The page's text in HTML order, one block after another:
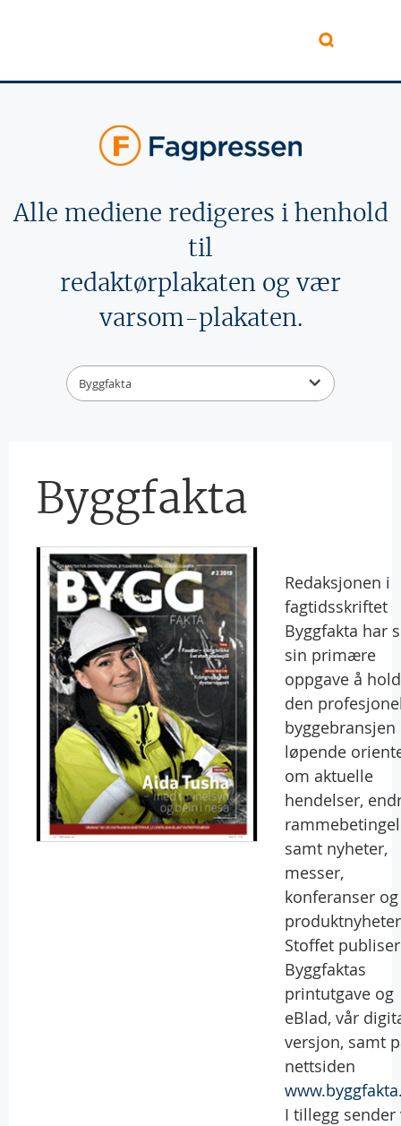
Alle mediene redigeres i henhold
til
redaktørplakaten og vær
varsom-plakaten.
Byggfakta
Byggfakta
Redaksjonen i
fagtidsskriftet
Byggfakta har
sin primære
oppgave å
den
byggebransjen
løpende
om aktuelle
hendelser,
samt nyheter,
messer,
konferanser og
Stoffet
Byggfaktas
printutgave og
eBlad, vår
versjon, samt
nettsiden
I tillegg sender